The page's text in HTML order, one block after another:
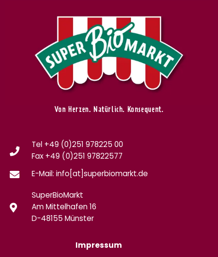
Von Herzen. Natürlich. Konsequent.
Tel +49 (0)251 978225 00
Fax +49 (0)251 97822577
E-Mail: info[at]superbiomarkt.de
SuperBioMarkt
Am Mittelhafen 16
D-48155 Münster
Impressum